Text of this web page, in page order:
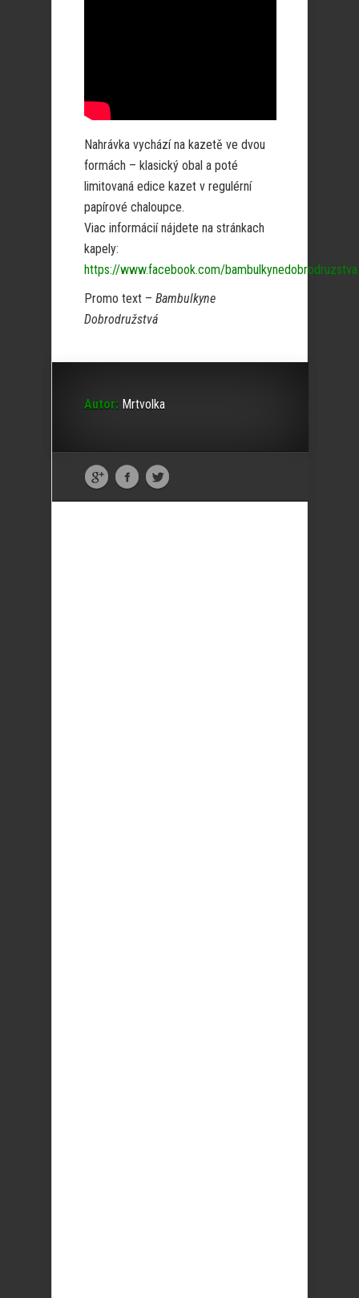
Nahrávka vychází na kazetě ve dvou
formách – klasický obal a poté
limitovaná edice kazet v regulérní
papírové chaloupce.
Viac informácií nájdete na stránkach
kapely:
https://www.facebook.com/bambulkynedobrodruzstva
Promo text – Bambulkyne
Dobrodružstvá
Autor: Mrtvolka